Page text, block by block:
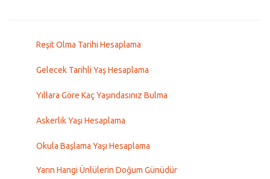
Reşit Olma Tarihi Hesaplama
Gelecek Tarihli Yaş Hesaplama
Yıllara Göre Kaç Yaşındasınız Bulma
Askerlik Yaşı Hesaplama
Okula Başlama Yaşı Hesaplama
Yarın Hangi Ünlülerin Doğum Günüdür